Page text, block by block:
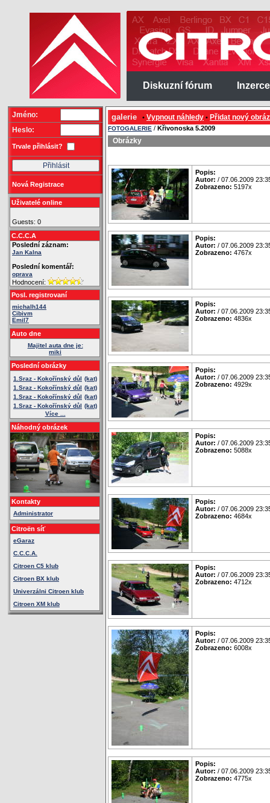
Diskuzní fórum Inzerce
Jméno:
Heslo:
Trvale přihlásit?
Nová Registrace
Uživatelé online
Guests: 0
C.C.C.A
Poslední záznam:
Jan Kalna
Poslední komentář:
oprava
Hodnocení:
Posl. registrovaní
michalh144
Cibivm
Emil7
Auto dne
Majitel auta dne je:
miki
Poslední obrázky
1.Sraz - Kokořínský důl (kat)
1.Sraz - Kokořínský důl (kat)
1.Sraz - Kokořínský důl (kat)
1.Sraz - Kokořínský důl (kat)
Více ...
Náhodný obrázek
Kontakty
Administrator
Citroën síť
eGaraz
C.C.C.A.
Citroen C5 klub
Citroen BX klub
Univerzálni Citroen klub
Citroen XM klub
galerie • Vypnout náhledy • Přidat nový
FOTOGALERIE / Křivonoska 5.2009
Obrázky
Popis:
Autor: / 07.06.2009
Zobrazeno: 5197x
Popis:
Autor: / 07.06.2009
Zobrazeno: 4767x
Popis:
Autor: / 07.06.2009
Zobrazeno: 4836x
Popis:
Autor: / 07.06.2009
Zobrazeno: 4929x
Popis:
Autor: / 07.06.2009
Zobrazeno: 5088x
Popis:
Autor: / 07.06.2009
Zobrazeno: 4684x
Popis:
Autor: / 07.06.2009
Zobrazeno: 4712x
Popis:
Autor: / 07.06.2009
Zobrazeno: 6008x
Popis:
Autor: / 07.06.2009
Zobrazeno: 4775x